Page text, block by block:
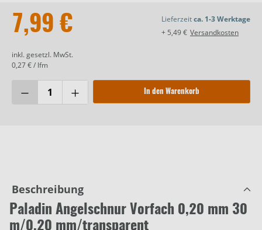
7,99 €
inkl. gesetzl. MwSt.
0,27 € / lfm
Lieferzeitca. 1-3 Werktage
+ 5,49 € Versandkosten
In den Warenkorb
Beschreibung
Paladin Angelschnur Vorfach 0,20 mm 30
m/0,20 mm/transparent